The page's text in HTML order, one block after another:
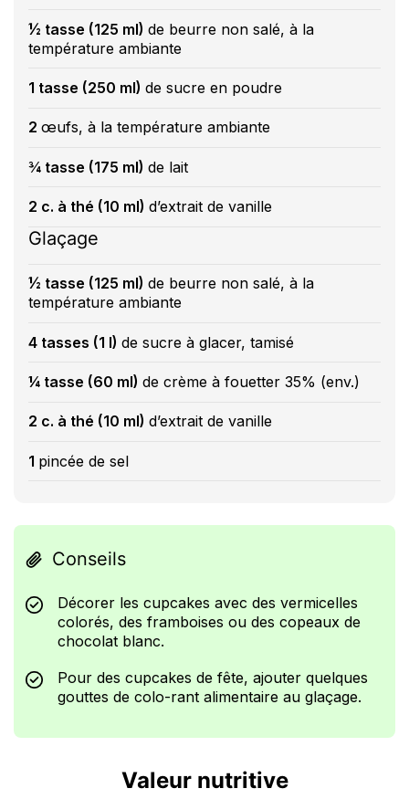
½ tasse (125 ml) de beurre non salé, à la
température ambiante
1 tasse (250 ml) de sucre en poudre
2 œufs, à la température ambiante
¾ tasse (175 ml) de lait
2 c. à thé (10 ml) d’extrait de vanille
Glaçage
½ tasse (125 ml) de beurre non salé, à la
température ambiante
4 tasses (1 l) de sucre à glacer, tamisé
¼ tasse (60 ml) de crème à fouetter 35% (env.)
2 c. à thé (10 ml) d’extrait de vanille
1 pincée de sel
Conseils
Décorer les cupcakes avec des vermicelles
colorés, des framboises ou des copeaux de
chocolat blanc.
Pour des cupcakes de fête, ajouter quelques
gouttes de colo-rant alimentaire au glaçage.
Valeur nutritive